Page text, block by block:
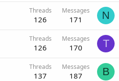
Threads
126
Messages
171 N
Threads
126
Messages
170 T
Threads
137
Messages
187 B